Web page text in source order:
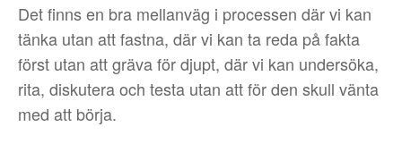
Det finns en bra mellanväg i processen där vi kan
tänka utan att fastna, där vi kan ta reda på fakta
först utan att gräva för djupt, där vi kan undersöka,
rita, diskutera och testa utan att för den skull vänta
med att börja.